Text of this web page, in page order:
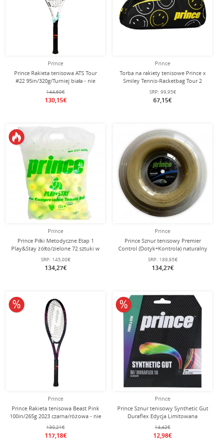
Prince
Prince Rakieta tenisowa ATS Tour
#22 95in/320g/Turniej biała - nie
144,60€
130,15€
Prince
Torba na rakiety tenisowe Prince x
Smiley Tennis-Racketbag Tour 2
komory, komora termiczna) 2025
czarna na 6 rakiet
SRP: 99,95€
67,15€
Prince
Prince Piłki Metodyczne Etap 1
Play&Stay żółto/zielone 72 sztuki w
SRP: 145,00€
134,27€
Prince
Prince Sznur tenisowy Premier
Control (Dotyk+Kontrola) naturalny
SRP: 189,95€
134,27€
Prince
Prince Rakieta tenisowa Beast Pink
100in/265g 2023 czarna/różowa - nie
130,21€
117,18€
10% obniżone
Prince
Prince Sznur tenisowy Synthetic Gut
Duraflex Edycja Limitowana
12m Zestaw
14,42€
12,98€
10% obniżone